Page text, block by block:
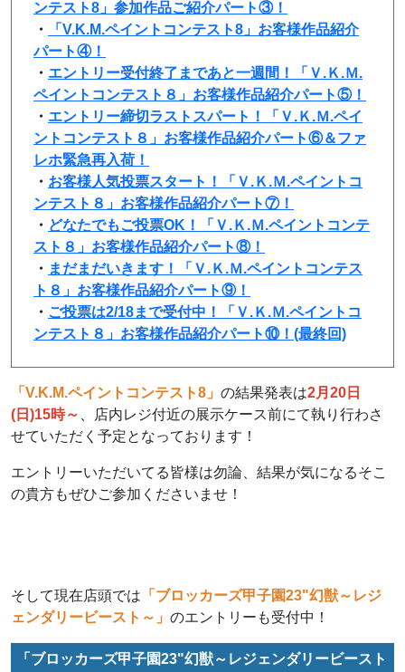
ンテスト8」参加作品ご紹介パート③！
・
「V.K.M.ペイントコンテスト8」お客様作品紹介
パート④！
・ エントリー受付終了まであと一週間！「Ｖ.Ｋ.Ｍ.
ペイントコンテスト８」お客様作品紹介パート⑤！
・ エントリー締切ラストスパート！「Ｖ.Ｋ.Ｍ.ペイ
ントコンテスト８」お客様作品紹介パート⑥＆ファ
レホ緊急再入荷！
・ お客様人気投票スタート！「Ｖ.Ｋ.Ｍ.ペイントコ
ンテスト８」お客様作品紹介パート⑦！
・ どなたでもご投票OK！「Ｖ.Ｋ.Ｍ.ペイントコンテ
スト８」お客様作品紹介パート⑧！
・ まだまだいきます！「Ｖ.Ｋ.Ｍ.ペイントコンテス
ト８」お客様作品紹介パート⑨！
・ ご投票は2/18まで受付中！「Ｖ.Ｋ.Ｍ.ペイントコ
ンテスト８」お客様作品紹介パート⑩！(最終回)
「V.K.M.ペイントコンテスト8」 の結果発表は2月20日
(日)15時～ 、
店内レジ付近の展示ケース前にて執り行わさ
せていただく予定となっております！
エントリーいただいてる皆様は勿論、結果が気になるそこ
の貴方もぜひご参加くださいませ！
そして現在店頭では 「ブロッカーズ甲子園23"幻獣～レジ
ェンダリービースト～」 のエントリーも受付中！
「ブロッカーズ甲子園23"幻獣～レジェンダリービースト